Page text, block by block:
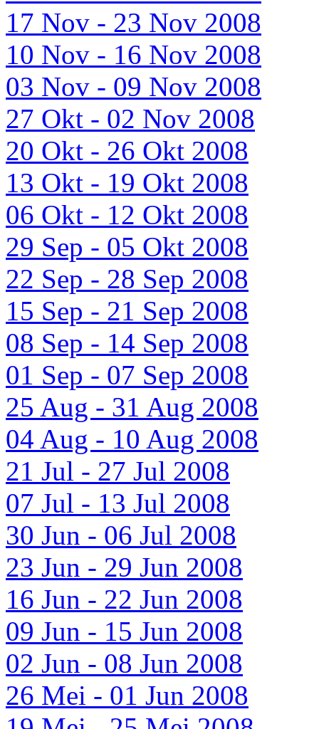
17 Nov - 23 Nov 2008
10 Nov - 16 Nov 2008
03 Nov - 09 Nov 2008
27 Okt - 02 Nov 2008
20 Okt - 26 Okt 2008
13 Okt - 19 Okt 2008
06 Okt - 12 Okt 2008
29 Sep - 05 Okt 2008
22 Sep - 28 Sep 2008
15 Sep - 21 Sep 2008
08 Sep - 14 Sep 2008
01 Sep - 07 Sep 2008
25 Aug - 31 Aug 2008
04 Aug - 10 Aug 2008
21 Jul - 27 Jul 2008
07 Jul - 13 Jul 2008
30 Jun - 06 Jul 2008
23 Jun - 29 Jun 2008
16 Jun - 22 Jun 2008
09 Jun - 15 Jun 2008
02 Jun - 08 Jun 2008
26 Mei - 01 Jun 2008